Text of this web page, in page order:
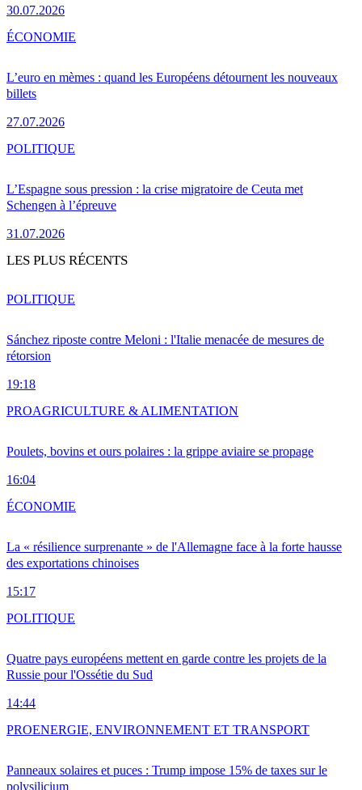
30.07.2026
L’euro en mèmes : quand les Européens détournent les nouveaux
billets
27.07.2026
ÉCONOMIE
L’Espagne sous pression : la crise migratoire de Ceuta met
Schengen à l’épreuve
31.07.2026
POLITIQUE
LES PLUS RÉCENTS
Sánchez riposte contre Meloni : l'Italie menacée de mesures de
rétorsion
19:18
POLITIQUE
Poulets, bovins et ours polaires : la grippe aviaire se propage
16:04
PROAGRICULTURE & ALIMENTATION
La « résilience surprenante » de l'Allemagne face à la forte hausse
des exportations chinoises
15:17
ÉCONOMIE
Quatre pays européens mettent en garde contre les projets de la
Russie pour l'Ossétie du Sud
14:44
POLITIQUE
Panneaux solaires et puces : Trump impose 15% de taxes sur le
polysilicium
PROENERGIE, ENVIRONNEMENT ET TRANSPORT